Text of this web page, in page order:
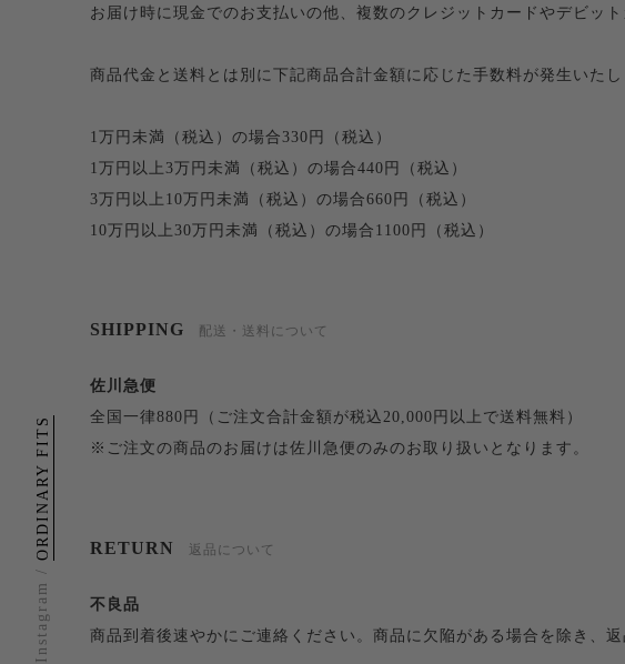
Instagram /
ORDINARY FITS
お届け時に現金でのお支払いの他、複数のクレジットカードやデビット
商品代金と送料とは別に下記商品合計金額に応じた手数料が発生いたし
1万円未満（税込）の場合330円（税込）
1万円以上3万円未満（税込）の場合440円（税込）
3万円以上10万円未満（税込）の場合660円（税込）
10万円以上30万円未満（税込）の場合1100円（税込）
SHIPPING 配送・送料について
佐川急便
全国一律880円（ご注文合計金額が税込20,000円以上で送料無料）
※ご注文の商品のお届けは佐川急便のみのお取り扱いとなります。
RETURN 返品について
不良品
商品到着後速やかにご連絡ください。商品に欠陥がある場合を除き、